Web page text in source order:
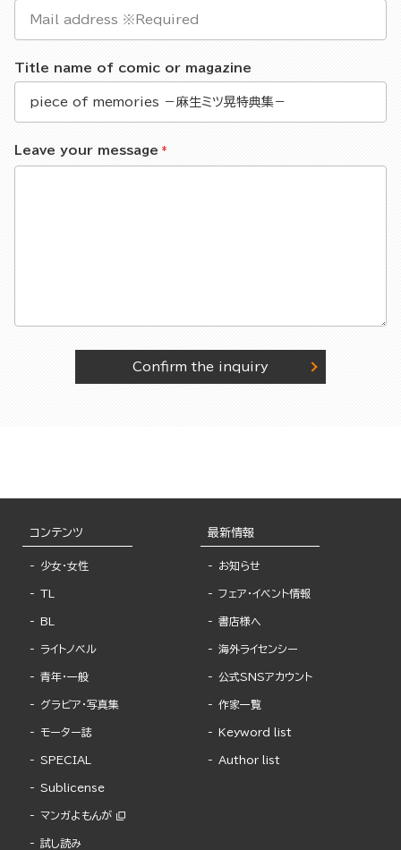
Title name of comic or magazine
Leave your message
Confirm the inquiry
コンテンツ
少女・女性
TL
BL
ライトノベル
青年・一般
グラビア・写真集
モーター誌
SPECIAL
Sublicense
マンガよもんが
試し読み
最新情報
お知らせ
フェア・イベント情報
書店様へ
海外ライセンシー
公式SNSアカウント
作家一覧
Keyword list
Author list